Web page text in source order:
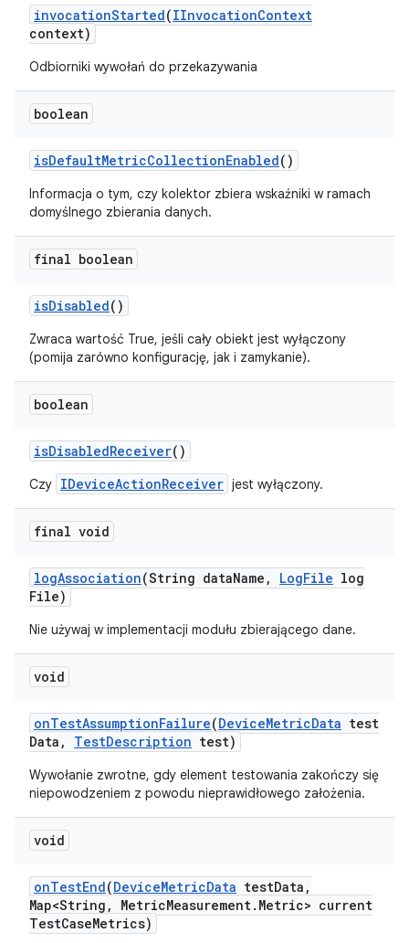
invocationStarted(IInvocationContext
context)
Odbiorniki wywołań do przekazywania
boolean
isDefaultMetricCollectionEnabled()
Informacja o tym, czy kolektor zbiera wskaźniki w ramach
domyślnego zbierania danych.
final boolean
isDisabled()
Zwraca wartość True, jeśli cały obiekt jest wyłączony
(pomija zarówno konfigurację, jak i zamykanie).
boolean
isDisabledReceiver()
Czy IDeviceActionReceiver jest wyłączony.
final void
logAssociation(String dataName , LogFile log
File)
Nie używaj w implementacji modułu zbierającego dane.
void
onTestAssumptionFailure(DeviceMetricData test
Data , TestDescription test)
Wywołanie zwrotne, gdy element testowania zakończy się
niepowodzeniem z powodu nieprawidłowego założenia.
void
onTestEnd(DeviceMetricData testData ,
Map<String , MetricMeasurement. Metric> current
TestCaseMetrics)